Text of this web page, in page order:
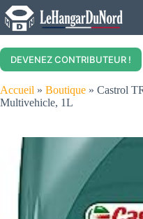
Skip
to
content
DEVENEZ CONTRIBUTEUR !
Accueil » Boutique » Castrol
Multivehicle, 1L